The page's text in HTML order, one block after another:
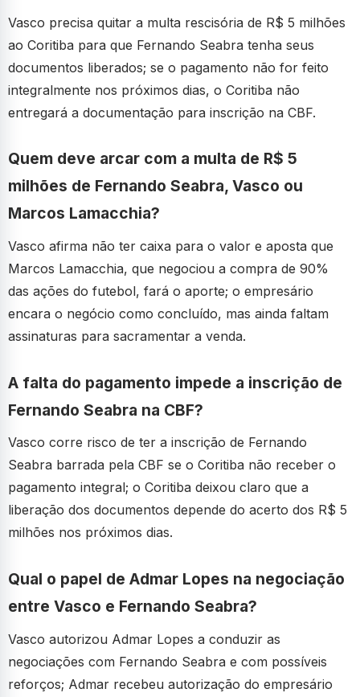
Vasco precisa quitar a multa rescisória de R$ 5 milhões
ao Coritiba para que Fernando Seabra tenha seus
documentos liberados; se o pagamento não for feito
integralmente nos próximos dias, o Coritiba não
entregará a documentação para inscrição na CBF.
Quem deve arcar com a multa de R$ 5
milhões de Fernando Seabra, Vasco ou
Marcos Lamacchia?
Vasco afirma não ter caixa para o valor e aposta que
Marcos Lamacchia, que negociou a compra de 90%
das ações do futebol, fará o aporte; o empresário
encara o negócio como concluído, mas ainda faltam
assinaturas para sacramentar a venda.
A falta do pagamento impede a inscrição de
Fernando Seabra na CBF?
Vasco corre risco de ter a inscrição de Fernando
Seabra barrada pela CBF se o Coritiba não receber o
pagamento integral; o Coritiba deixou claro que a
liberação dos documentos depende do acerto dos R$ 5
milhões nos próximos dias.
Qual o papel de Admar Lopes na negociação
entre Vasco e Fernando Seabra?
Vasco autorizou Admar Lopes a conduzir as
negociações com Fernando Seabra e com possíveis
reforços; Admar recebeu autorização do empresário